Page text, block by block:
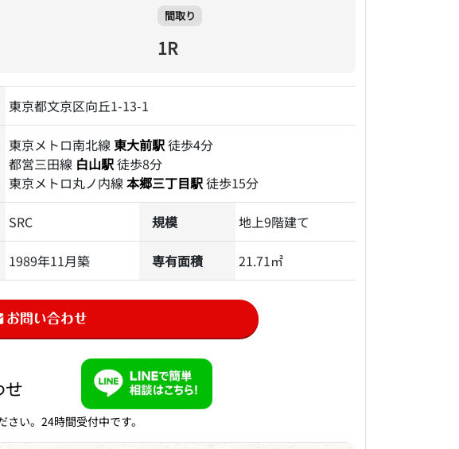
間取り
1R
東京都文京区向丘1-13-1
東京メトロ南北線 東大前駅徒歩4分
都営三田線 白山駅徒歩8分
東京メトロ丸ノ内線 本郷三丁目駅徒歩15分
SRC 規模 地上9階建て
1989年11月築 専有面積 21.71㎡
せ
い。24時間受付中です。